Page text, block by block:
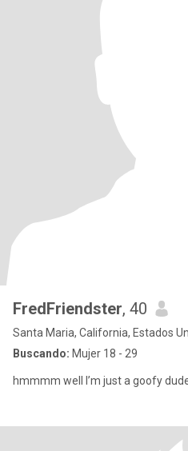
FredFriendster, 40
Santa Maria, California, Estados
Buscando: Mujer 18 - 29
hmmmm well I’m just a goofy